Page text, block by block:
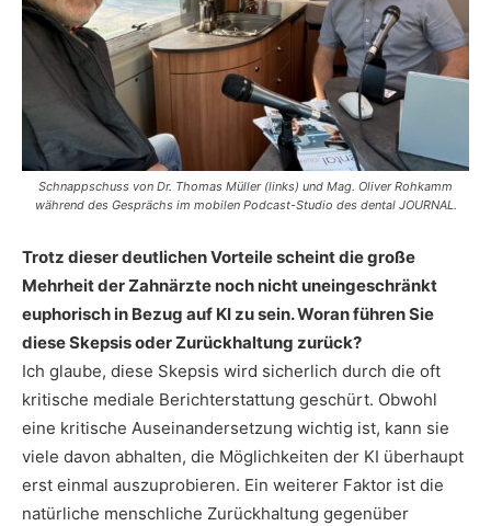
Schnappschuss von Dr. Thomas Müller (links) und Mag. Oliver Rohkamm
während des Gesprächs im mobilen Podcast-Studio des dental JOURNAL.
Trotz dieser deutlichen Vorteile scheint die große
Mehrheit der Zahnärzte noch nicht uneingeschränkt
euphorisch in Bezug auf KI zu sein. Woran führen Sie
diese Skepsis oder Zurückhaltung zurück?
Ich glaube, diese Skepsis wird sicherlich durch die oft
kritische mediale Berichterstattung geschürt. Obwohl
eine kritische Auseinandersetzung wichtig ist, kann sie
viele davon abhalten, die Möglichkeiten der KI überhaupt
erst einmal auszuprobieren. Ein weiterer Faktor ist die
natürliche menschliche Zurückhaltung gegenüber